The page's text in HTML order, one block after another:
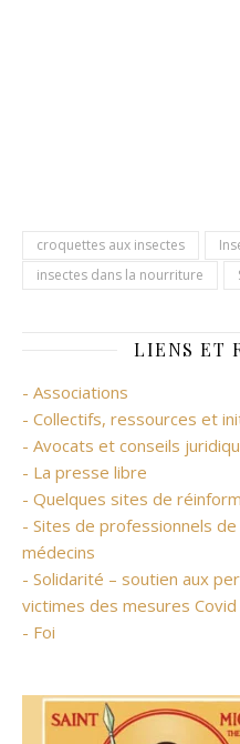
croquettes aux insectes
insectes dans la nourriture
LIENS ET
- Associations
- Collectifs, ressources et
- Avocats et conseils
- La presse libre
- Quelques sites de
- Sites de professionnels
médecins
- Solidarité – soutien aux
victimes des mesures Covid
- Foi